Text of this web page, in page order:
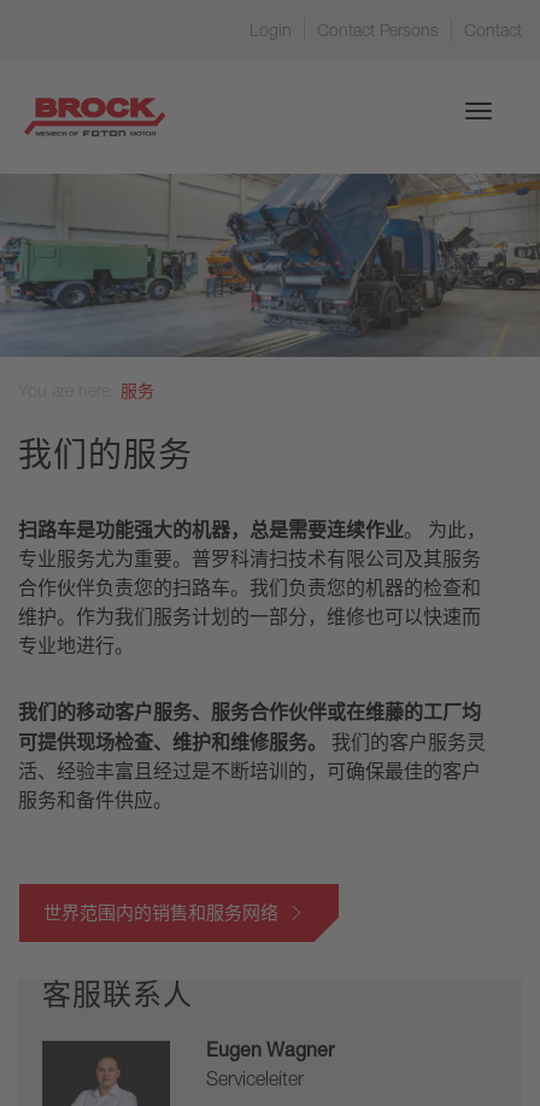
Login Contact Persons Contact
Toggle
服务
我们的服务
扫路车是功能强大的机器，总是需要连续作业。 为此，
专业服务尤为重要。普罗科清扫技术有限公司及其服务
合作伙伴负责您的扫路车。我们负责您的机器的检查和
维护。作为我们服务计划的一部分，维修也可以快速而
专业地进行。
我们的移动客户服务、服务合作伙伴或在维藤的工厂均
可提供现场检查、维护和维修服务。
我们的客户服务灵
活、经验丰富且经过是不断培训的，可确保最佳的客户
服务和备件供应。
世界范围内的销售和服务网络
客服联系人
Eugen Wagner
Serviceleiter